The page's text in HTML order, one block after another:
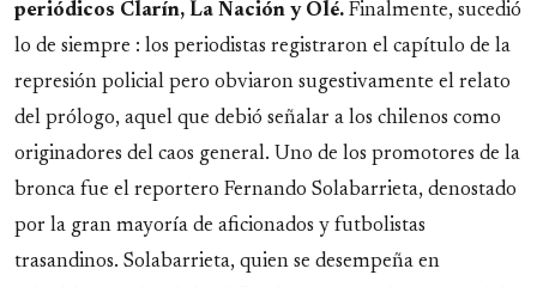
periódicos Clarín, La Nación y Olé. Finalmente, sucedió
lo de siempre : los periodistas registraron el capítulo de la
represión policial pero obviaron sugestivamente el relato
del prólogo, aquel que debió señalar a los chilenos como
originadores del caos general. Uno de los promotores de la
bronca fue el reportero Fernando Solabarrieta, denostado
por la gran mayoría de aficionados y futbolistas
trasandinos. Solabarrieta, quien se desempeña en